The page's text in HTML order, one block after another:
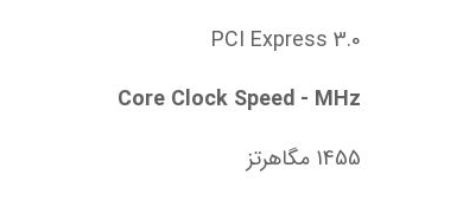
PCI Express 3.0
Core Clock Speed - MHz
1455 مگاهرتز